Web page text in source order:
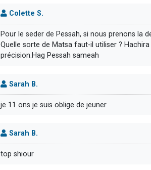
Colette S.
Pour le seder de Pessah, si nous prenons la
Quelle sorte de Matsa faut-il utiliser ?
précision.Hag Pessah sameah
Sarah B.
je 11 ons je suis oblige de jeuner
Sarah B.
top shiour